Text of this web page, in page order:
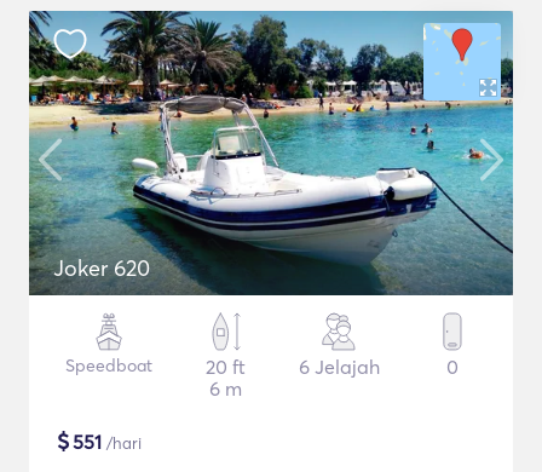
Joker 620
Speedboat
20 ft
6 m
6 Jelajah 0
$551 /hari